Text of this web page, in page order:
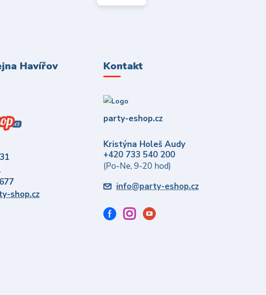
Havířov
shop.cz
Kontakt
party-eshop.cz
Kristýna Holeš Audy
+420 733 540 200
(Po-Ne, 9-20 hod)
info@party-eshop.cz